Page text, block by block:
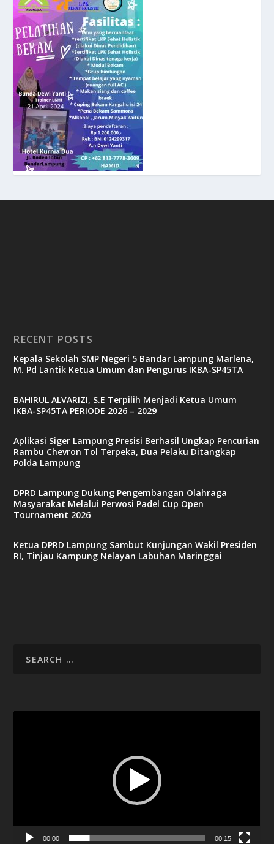
RECENT POSTS
Kepala Sekolah SMP Negeri 5 Bandar Lampung Marlena,
M. Pd Lantik Ketua Umum dan Pengurus IKBA-SP45TA
BAHIRUL ALVARIZI, S.E Terpilih Menjadi Ketua Umum
IKBA-SP45TA PERIODE 2026 – 2029
Aplikasi Siger Lampung Presisi Berhasil Ungkap Pencurian
Rambu Chevron Tol Terpeka, Dua Pelaku Ditangkap
Polda Lampung
DPRD Lampung Dukung Pengembangan Olahraga
Masyarakat Melalui Perwosi Padel Cup Open
Tournament 2026
Ketua DPRD Lampung Sambut Kunjungan Wakil Presiden
RI, Tinjau Kampung Nelayan Labuhan Maringgai
00:00 00:15